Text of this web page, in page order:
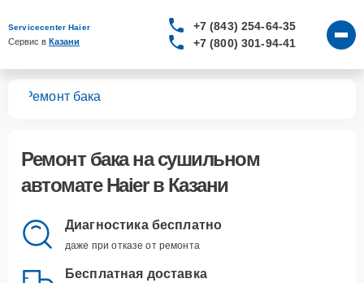
Servicecenter Haier
Сервис в Казани
+7 (843) 254-64-35
+7 (800) 301-94-41
Ремонт бака
Ремонт бакана сушильном
автомате Haier в Казани
Диагностика бесплатно
даже при отказе от ремонта
Бесплатная доставка